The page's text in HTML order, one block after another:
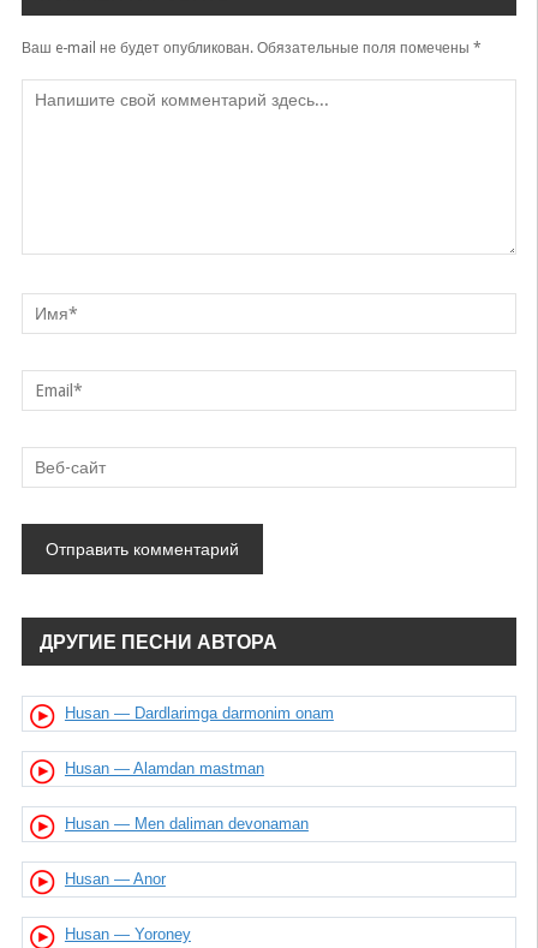
Ваш e-mail не будет опубликован.Обязательные поля помечены *
ДРУГИЕ ПЕСНИ АВТОРА
Husan — Dardlarimga darmonim onam
Husan — Alamdan mastman
Husan — Men daliman devonaman
Husan — Anor
Husan — Yoroney